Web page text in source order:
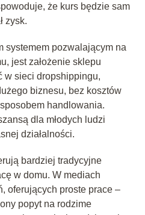
że kurs będzie sam
zysk.
systemem pozwalającym na
jest założenie sklepu
w sieci dropshippingu,
biznesu, bez kosztów
handlowania.
dla młodych ludzi
działalności.
bardziej tradycyjne
w domu. W mediach
oferujących proste prace –
popyt na rodzime